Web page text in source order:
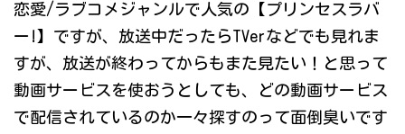
恋愛/ラブコメジャンルで人気の【プリンセスラバ
ー!】ですが、放送中だったらTVerなどでも見れま
すが、放送が終わってからもまた見たい！と思って
動画サービスを使おうとしても、どの動画サービス
で配信されているのか一々探すのって面倒臭いです